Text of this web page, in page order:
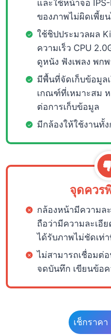
และใช้หน้าจอ
ของภาพไม่ผิดเพี้ย
ใช้ชิปประมวลผล
ความเร็ว CPU
ดูหนัง ฟังเพลง พก
มีพื้นที่จัดเก็บข้อมูล
เกณฑ์ที่เหมาะสม ห
ต่อการเก็บข้อมูล
มีกล้องให้ใช้งานทั้
จุดควร
กล้องหน้ามีความล
ถือว่ามีความละเอี
ได้รับภาพไม่ชัดเท่
ไม่สามารถเชื่อมต่
จดบันทึก เขียนข้อ
เช็กราคา